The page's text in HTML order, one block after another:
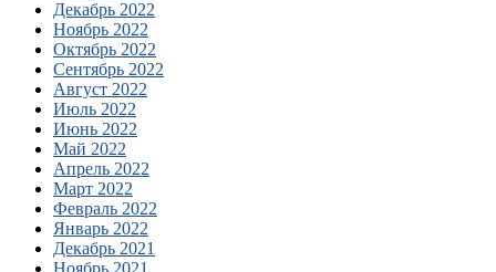
Декабрь 2022
Ноябрь 2022
Октябрь 2022
Сентябрь 2022
Август 2022
Июль 2022
Июнь 2022
Май 2022
Апрель 2022
Март 2022
Февраль 2022
Январь 2022
Декабрь 2021
Ноябрь 2021